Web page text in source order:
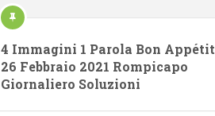
4 Immagini 1 Parola Bon Appétit
26 Febbraio 2021 Rompicapo
Giornaliero Soluzioni